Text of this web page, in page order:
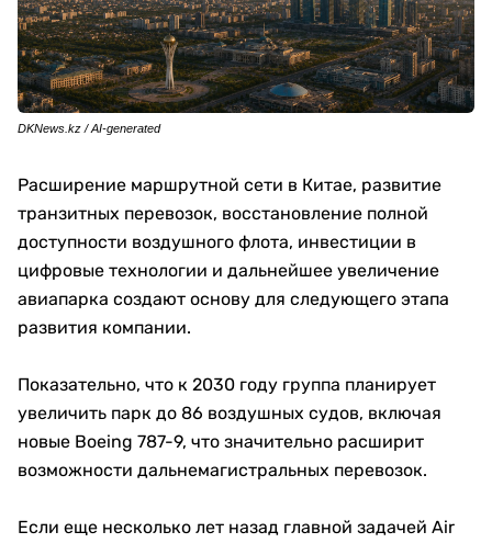
DKNews.kz / AI-generated
Расширение маршрутной сети в Китае, развитие
транзитных перевозок, восстановление полной
доступности воздушного флота, инвестиции в
цифровые технологии и дальнейшее увеличение
авиапарка создают основу для следующего этапа
развития компании.
Показательно, что к 2030 году группа планирует
увеличить парк до 86 воздушных судов, включая
новые Boeing 787-9, что значительно расширит
возможности дальнемагистральных перевозок.
Если еще несколько лет назад главной задачей Air